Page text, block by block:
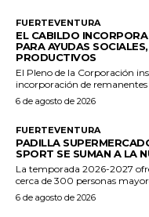
FUERTEVENTURA
EL CABILDO
PARA AYUDAS
PRODUCTIVOS
El Pleno de la Corporación
incorporación de remanentes
6 de agosto de 2026
FUERTEVENTURA
PADILLA
SPORT SE SUMAN A LA
La temporada 2026-2027
cerca de 300 personas
6 de agosto de 2026